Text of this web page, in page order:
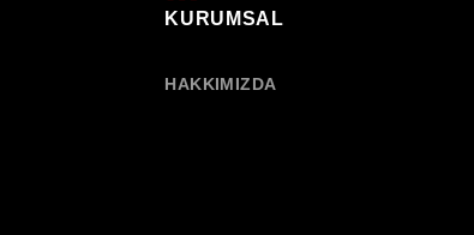
KURUMSAL
HAKKIMIZDA